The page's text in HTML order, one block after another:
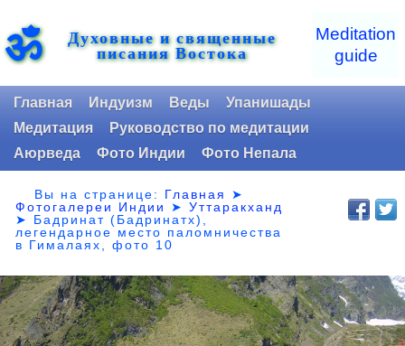
ॐ Духовные и священные
писания Востока
Meditation
guide
Главная Индуизм Веды
Упанишады
Медитация
Руководство по медитации
Аюрведа
Фото Индии Фото Непала
Вы на странице: Главная
➤
Фотогалереи Индии
➤Уттаракханд
➤ Бадринат (Бадринатх),
легендарное место паломничества
в Гималаях, фото 10